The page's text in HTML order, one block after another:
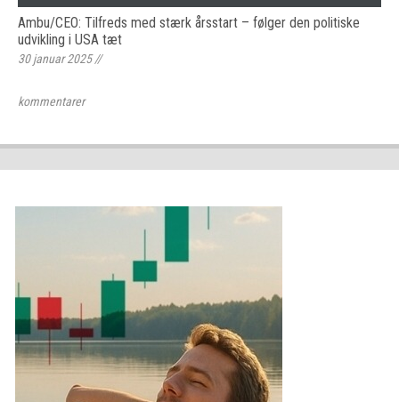
Ambu/CEO: Tilfreds med stærk årsstart – følger den politiske
udvikling i USA tæt
30 januar 2025//
kommentarer